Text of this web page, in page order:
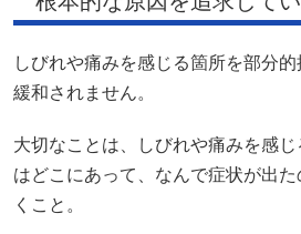
しびれや痛みを感じる箇所を部分
緩和されません。
大切なことは、しびれや痛みを感
はどこにあって、なんで症状が出
くこと。